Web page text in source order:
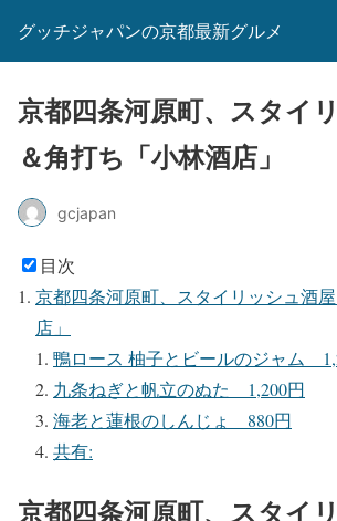
グッチジャパンの京都最新グルメ
京都四条河原町、スタイ
＆角打ち「小林酒店」
gcjapan
目次
京都四条河原町、スタイリッシュ酒
店」
鴨ロース 柚子とビールのジャム
九条ねぎと帆立のぬた 1,200円
海老と蓮根のしんじょ 880円
共有:
京都四条河原町、スタイ